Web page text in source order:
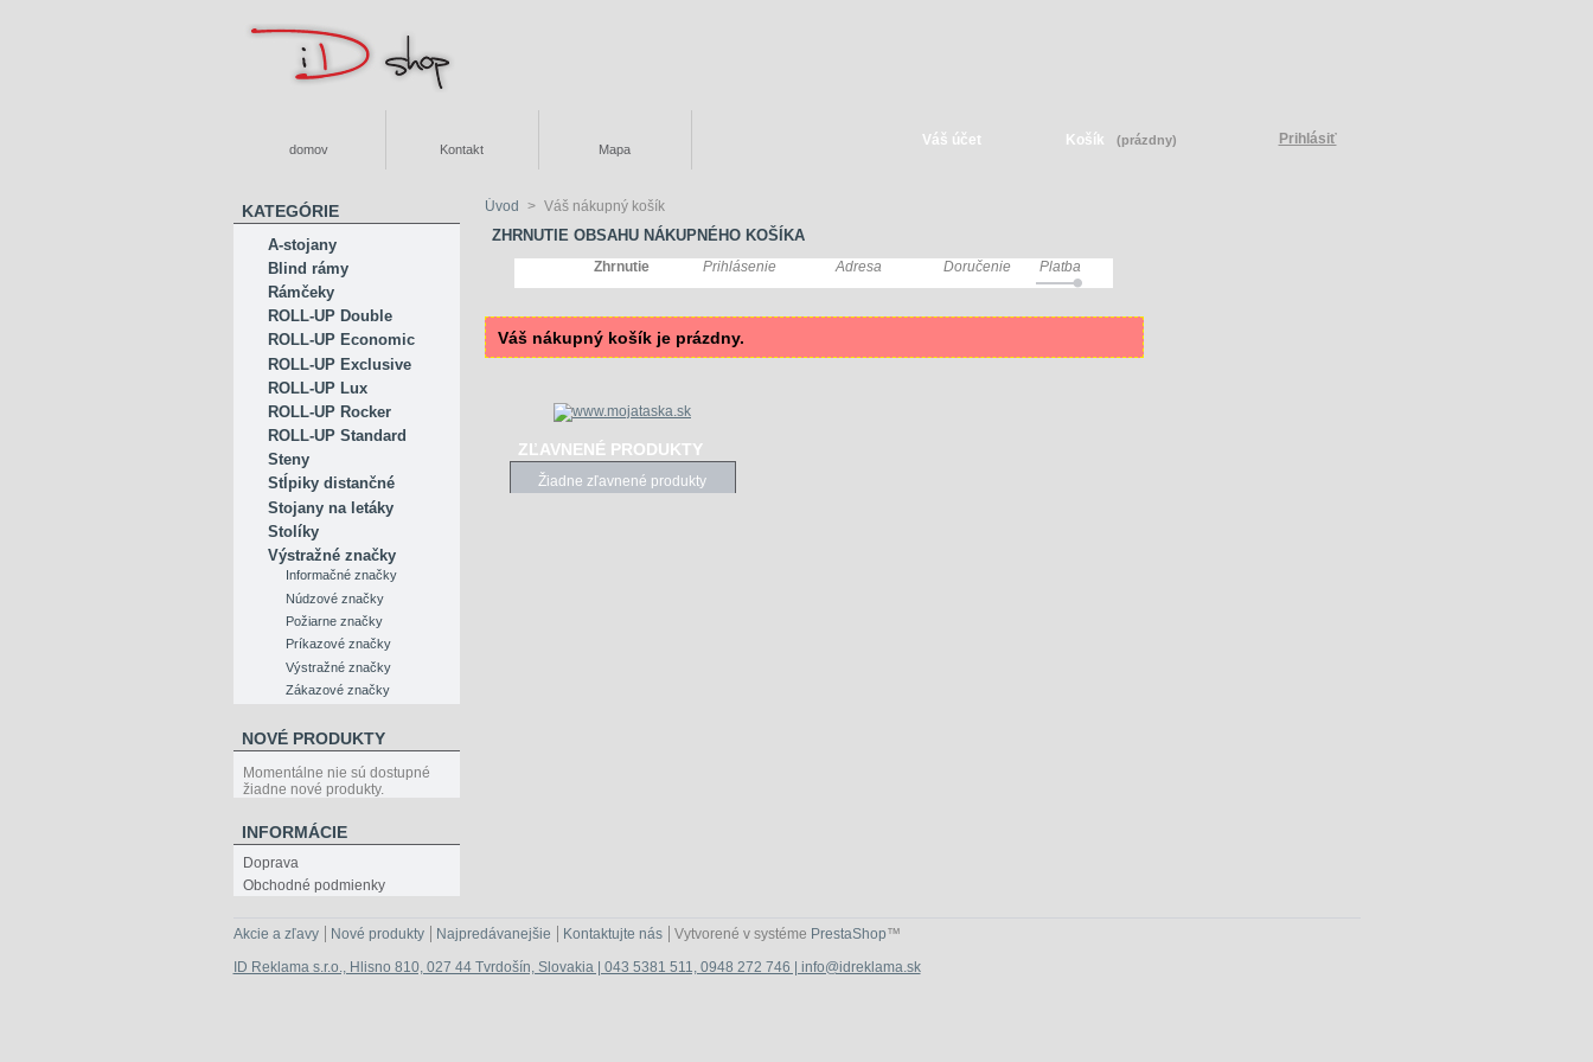
domov Kontakt Mapa
Prihlásiť
Váš účet Košík (prázdny)
KATEGÓRIE
A-stojany
Blind rámy
Rámčeky
ROLL-UP Double
ROLL-UP Economic
ROLL-UP Exclusive
ROLL-UP Lux
ROLL-UP Rocker
ROLL-UP Standard
Steny
Stĺpiky distančné
Stojany na letáky
Stolíky
Výstražné značky
Informačné značky
Núdzové značky
Požiarne značky
Príkazové značky
Výstražné značky
Zákazové značky
NOVÉ PRODUKTY
Momentálne nie sú dostupné
žiadne nové produkty.
INFORMÁCIE
Doprava
Obchodné podmienky
Úvod > Váš nákupný košík
ZHRNUTIE OBSAHU NÁKUPNÉHO KOŠÍKA
Zhrnutie Prihlásenie Adresa Doručenie Platba
Váš nákupný košík je prázdny.
ZĽAVNENÉ PRODUKTY
Žiadne zľavnené produkty
Akcie a zľavy Nové produkty Najpredávanejšie Kontaktujte nás Vytvorené v systéme PrestaShop™
ID Reklama s.r.o., Hlisno 810, 027 44 Tvrdošín, Slovakia | 043 5381 511, 0948 272 746 | info@idreklama.sk